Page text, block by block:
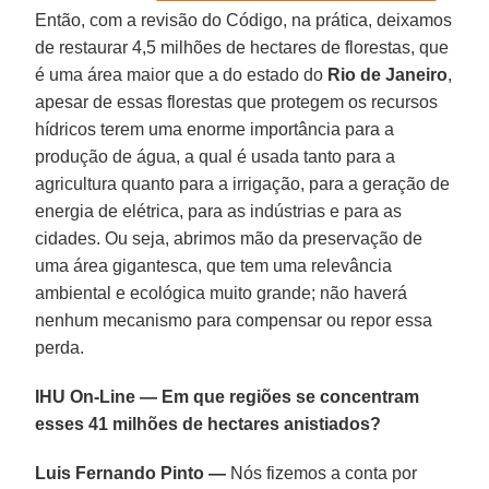
Então, com a revisão do Código, na prática, deixamos
de restaurar 4,5 milhões de hectares de florestas, que
é uma área maior que a do estado do Rio de Janeiro,
apesar de essas florestas que protegem os recursos
hídricos terem uma enorme importância para a
produção de água, a qual é usada tanto para a
agricultura quanto para a irrigação, para a geração de
energia de elétrica, para as indústrias e para as
cidades. Ou seja, abrimos mão da preservação de
uma área gigantesca, que tem uma relevância
ambiental e ecológica muito grande; não haverá
nenhum mecanismo para compensar ou repor essa
perda.
IHU On-Line — Em que regiões se concentram
esses 41 milhões de hectares anistiados?
Luis Fernando Pinto — Nós fizemos a conta por